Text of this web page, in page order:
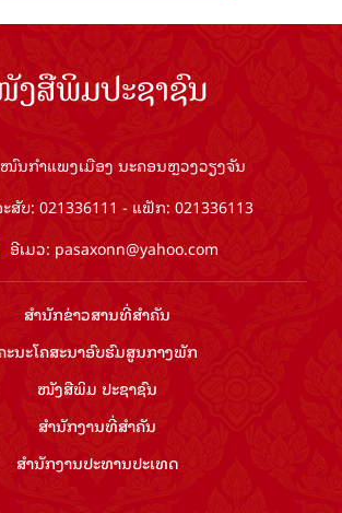
ສືພິມປະຊາຊົນ
ນກຳແພງເມືອງ ນະຄອນຫຼວງວຽງຈັນ
ສັບ: 021336111 - ແຟັກ: 021336113
ອີເມວ: pasaxonn@yahoo.com
ສຳ​ນັກ​ຂ່າວ​ສານ​ທີ່​ສຳ​ຄັນ​
ະນະໂຄສະນາອົບຮົມ​ສູນ​ກາງ​ພັກ
ໜັງສືພິມ ປະ​ຊາ​ຊົນ
ສຳ​ນັກ​ງານ​ທີ່​ສຳ​ຄັນ
ສຳ​ນັກ​ງານ​ປະ​ທານ​ປະ​ເທດ